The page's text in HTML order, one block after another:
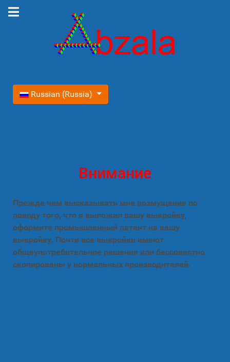
Выберите язык
Russian (Russia)
Внимание
Прежде чем высказывать мне возмущение по
поводу того, что я выложил вашу выкройку,
оформите промышленный патент на вашу
выкройку. Почти все выкройки имеют
общеупотребительное решение или бессовестно
скопированы у нормальных производителей.